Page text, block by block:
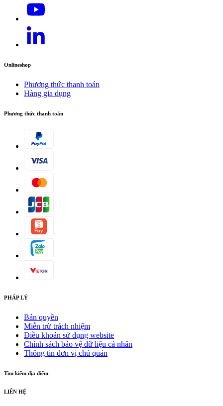
Giảm áp tự động để bảo vệ các bộ phận của máy, đồng thời
kéo dài tuổi thọ. Đầu xi-lanh với vật liệu đồng thau chất
chất lẫn trong nước
Ngăn phụ kiện
trên máy. Ngăn chứa đầu phun 3 chế độ và đầu phun xoáy.
Tải xuống PDF
Onlineshop
Phương thức thanh toán
Hàng gia dụng
Phương thức thanh toán
PHÁP LÝ
Bản quyền
Miễn trừ trách nhiệm
Điều khoản sử dụng website
Chính sách bảo vệ dữ liệu cá nhân
Thông tin đơn vị chủ quản
Tìm kiếm địa điểm
LIÊN HỆ